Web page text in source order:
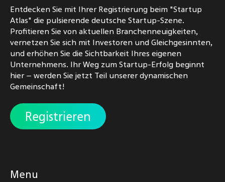
Entdecken Sie mit Ihrer Registrierung beim "Startup
Atlas" die pulsierende deutsche Startup-Szene.
Profitieren Sie von aktuellen Branchenneuigkeiten,
vernetzen Sie sich mit Investoren und Gleichgesinnten,
und erhöhen Sie die Sichtbarkeit Ihres eigenen
Unternehmens. Ihr Weg zum Startup-Erfolg beginnt
hier – werden Sie jetzt Teil unserer dynamischen
Gemeinschaft!
Registrieren
Menu